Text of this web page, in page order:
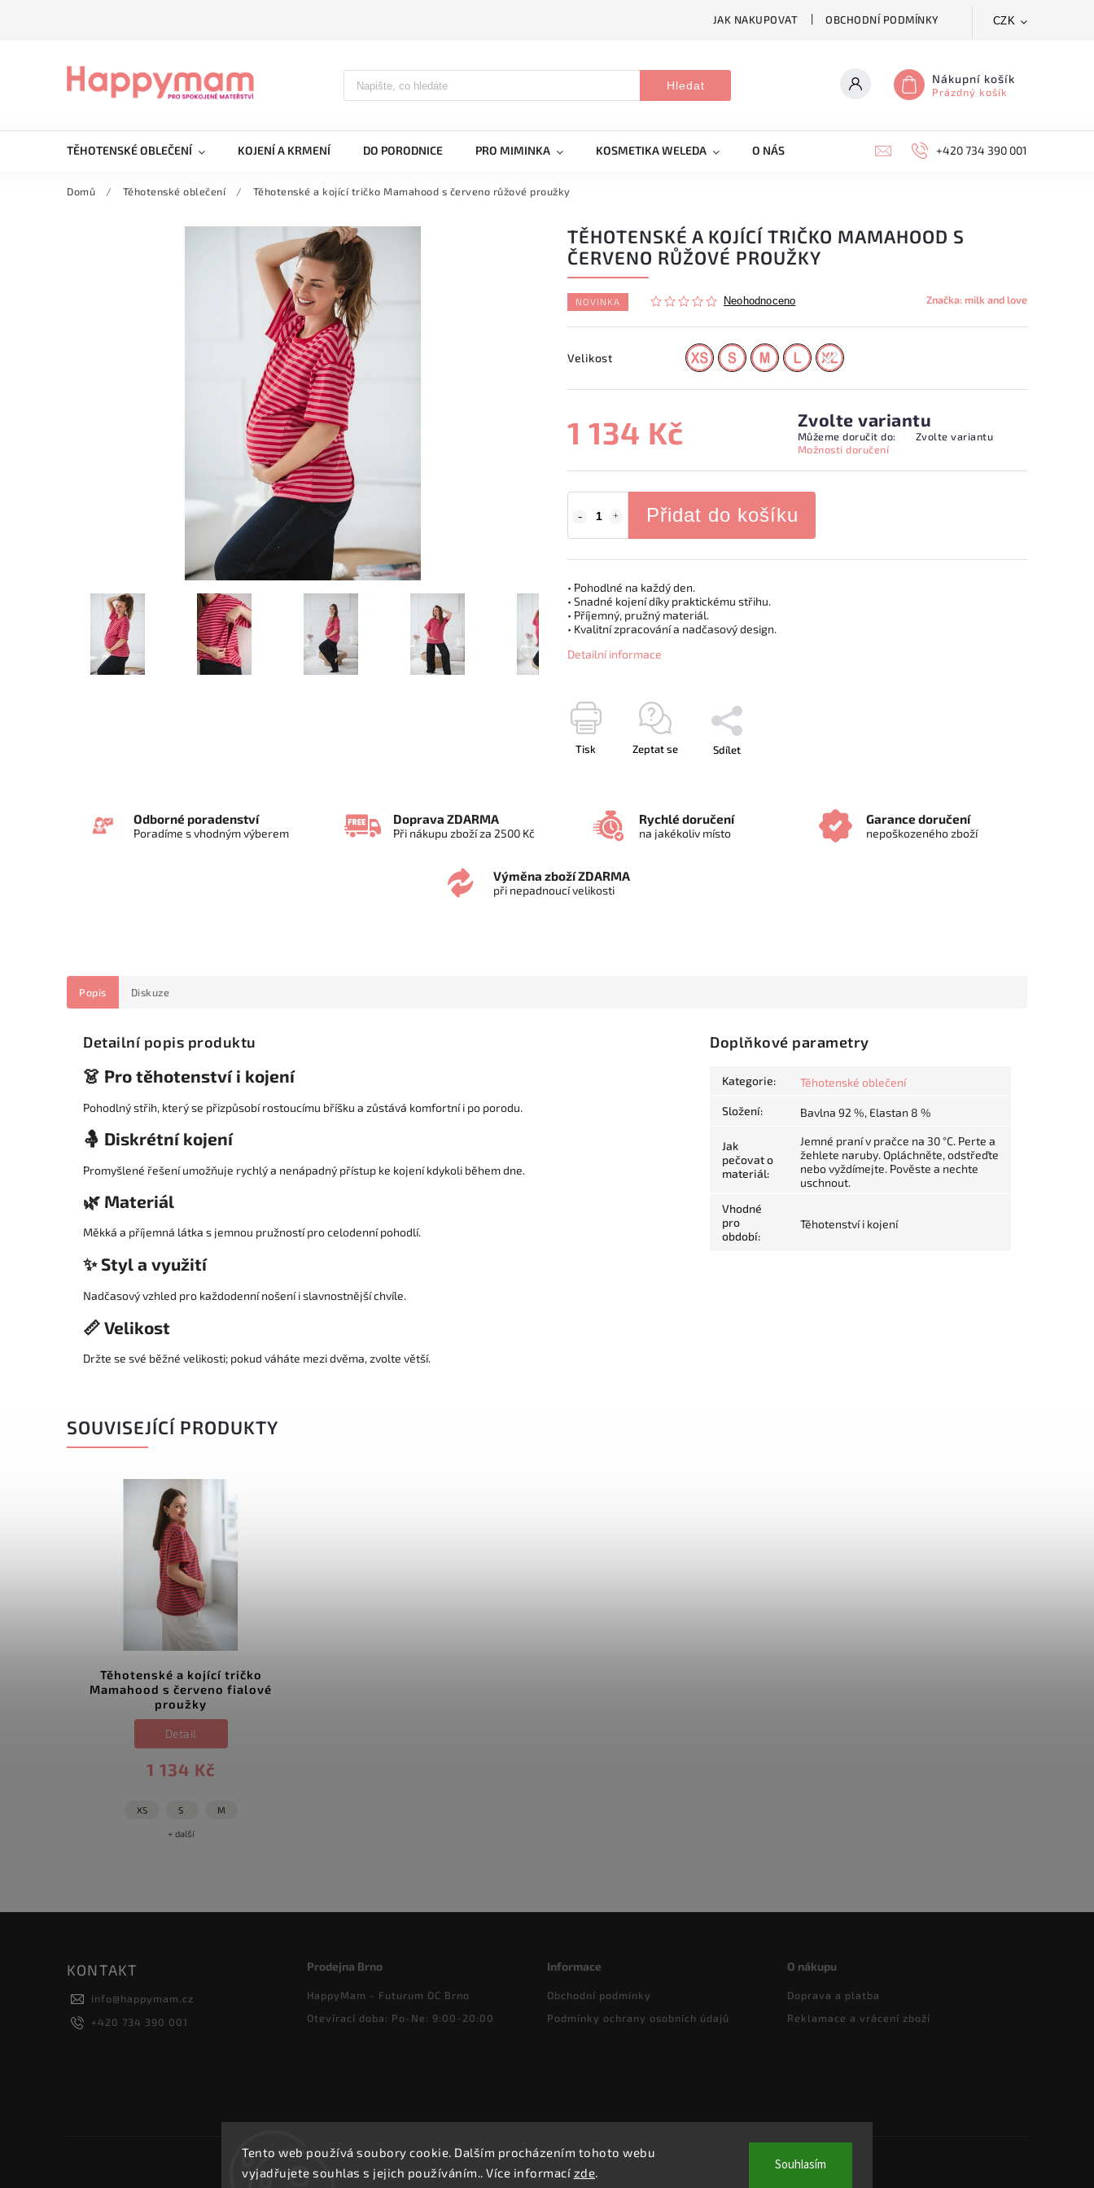
Tento web používá soubory cookie. Dalším procházením tohoto webu
vyjadřujete souhlas s jejich používáním.. Více informací zde. Souhlasím
JAK NAKUPOVAT OBCHODNÍ PODMÍNKY CZK
Hledat Nákupní košík
Prázdný košík
TĚHOTENSKÉ OBLEČENÍ KOJENÍ A KRMENÍ DO PORODNICE PRO MIMINKA KOSMETIKA WELEDA O NÁS +420 734 390 001
Domů / Těhotenské oblečení / Těhotenské a kojící tričko Mamahood s červeno růžové proužky
TĚHOTENSKÉ A KOJÍCÍ TRIČKO MAMAHOOD S
ČERVENO RŮŽOVÉ PROUŽKY
NOVINKA Neohodnoceno Značka: milk and love
Velikost
1 134 Kč Zvolte variantu
Můžeme doručit do:
Zvolte variantu
Možnosti doručení
Přidat do košíku
• Pohodlné na každý den.
• Snadné kojení díky praktickému střihu.
• Příjemný, pružný materiál.
• Kvalitní zpracování a nadčasový design.
Detailní informace
Tisk Zeptat se Sdílet
Odborné poradenství
Poradíme s vhodným výberem
Doprava ZDARMA
Při nákupu zboží za 2500 Kč
Rychlé doručení
na jakékoliv místo
Garance doručení
nepoškozeného zboží
Výměna zboží ZDARMA
při nepadnoucí velikosti
Popis Diskuze
Detailní popis produktu
👗 Pro těhotenství i kojení
Pohodlný střih, který se přizpůsobí rostoucímu bříšku a zůstává komfortní i po porodu.
🤱 Diskrétní kojení
Promyšlené řešení umožňuje rychlý a nenápadný přístup ke kojení kdykoli během dne.
🌿 Materiál
Měkká a příjemná látka s jemnou pružností pro celodenní pohodlí.
✨ Styl a využití
Nadčasový vzhled pro každodenní nošení i slavnostnější chvíle.
📏 Velikost
Držte se své běžné velikosti; pokud váháte mezi dvěma, zvolte větší.
Doplňkové parametry
Kategorie: Těhotenské oblečení
Složení: Bavlna 92 %, Elastan 8 %
Jak
pečovat o
materiál:
Jemné praní v pračce na 30 °C. Perte a
žehlete naruby. Opláchněte, odstřeďte
nebo vyždímejte. Pověste a nechte
uschnout.
Vhodné
pro
období:
Těhotenství i kojení
SOUVISEJÍCÍ PRODUKTY
Těhotenské a kojící tričko
Mamahood s červeno fialové
proužky
1 134 Kč
Detail
XS S M
+ další
KONTAKT
info@happymam.cz
+420 734 390 001
Prodejna Brno
HappyMam - Futurum OC Brno
Otevírací doba: Po-Ne: 9:00-20:00
Informace
Obchodní podmínky
Podmínky ochrany osobních údajů
O nákupu
Doprava a platba
Reklamace a vrácení zboží
Copyright 2026HappyMam.cz. Všechna práva vyhrazena.